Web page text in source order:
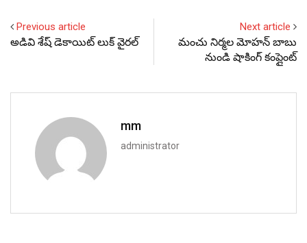
Previous article
అడివి శేష్‌ డెకాయిట్‌ లుక్‌ వైరల్
Next article
మంచు నిర్మల మోహన్ బాబు
నుండి షాకింగ్ కంప్లైంట్
mm
administrator